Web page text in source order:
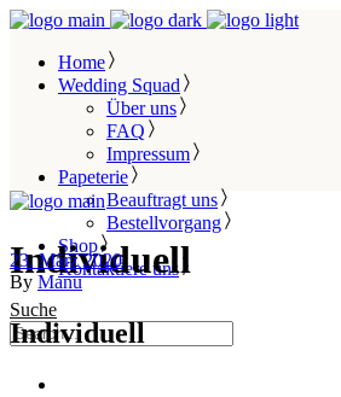
Home
Wedding Squad
Über uns
FAQ
Impressum
Papeterie
Beauftragt uns
Bestellvorgang
Shop
Kontaktiere uns
Suche
Individuell
23. März 2020
By Manu
Individuell